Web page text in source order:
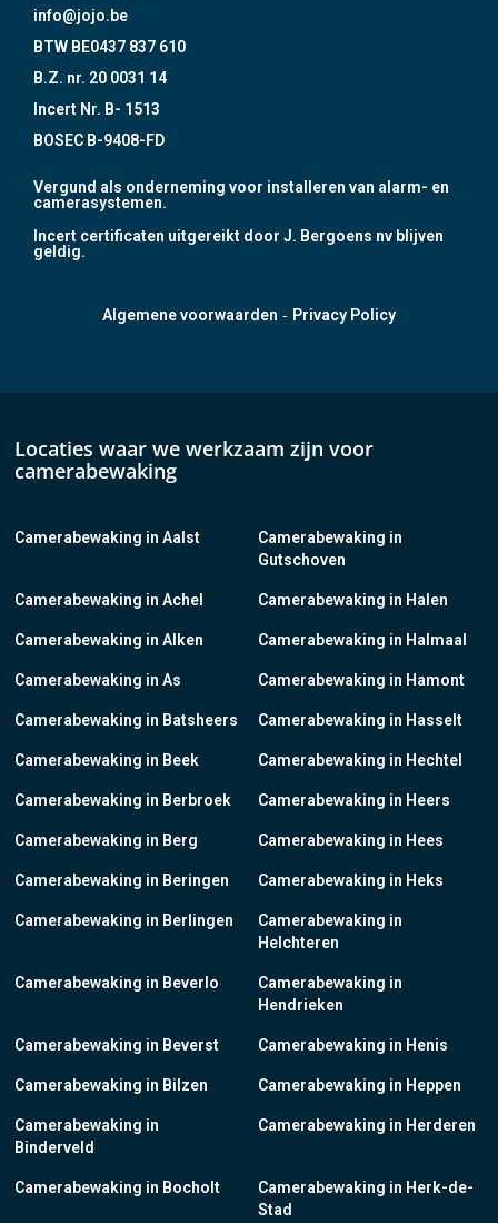
info@jojo.be
BTW BE0437 837 610
B.Z. nr. 20 0031 14
Incert Nr. B- 1513
BOSEC B-9408-FD
Vergund als onderneming voor installeren van alarm- en
camerasystemen.
Incert certificaten uitgereikt door J. Bergoens nv blijven
geldig.
Algemene voorwaarden - Privacy Policy
Locaties waar we werkzaam zijn voor
camerabewaking
Camerabewaking in Aalst
Camerabewaking in Achel
Camerabewaking in Alken
Camerabewaking in As
Camerabewaking in Batsheers
Camerabewaking in Beek
Camerabewaking in Berbroek
Camerabewaking in Berg
Camerabewaking in Beringen
Camerabewaking in Berlingen
Camerabewaking in Beverlo
Camerabewaking in Beverst
Camerabewaking in Bilzen
Camerabewaking in
Binderveld
Camerabewaking in Bocholt
Camerabewaking in
Gutschoven
Camerabewaking in Halen
Camerabewaking in Halmaal
Camerabewaking in Hamont
Camerabewaking in Hasselt
Camerabewaking in Hechtel
Camerabewaking in Heers
Camerabewaking in Hees
Camerabewaking in Heks
Camerabewaking in
Helchteren
Camerabewaking in
Hendrieken
Camerabewaking in Henis
Camerabewaking in Heppen
Camerabewaking in Herderen
Camerabewaking in Herk-de-
Stad